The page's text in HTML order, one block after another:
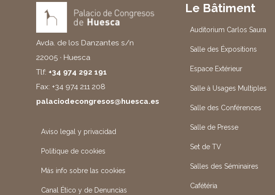
Avda. de los Danzantes s/n
22005 · Huesca
Tlf: +34 974 292 191
Fax: +34 974 211 208
palaciodecongresos@huesca.es
Aviso legal y privacidad
Politique de cookies
Más info sobre las cookies
Canal Ético y de Denuncias
Le Bâtiment
Auditorium Carlos Saura
Salle des Éxpositions
Espace Extérieur
Salle à Usages Multiples
Salle des Conférences
Salle de Presse
Set de TV
Salles des Séminaires
Cafétéria